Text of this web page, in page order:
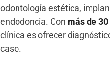
odontología estética,
endodoncia. Con más de
clínica es ofrecer
caso.